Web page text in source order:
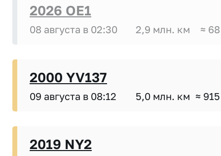
2026 OE1
08 августа в 02:30 2,9 млн. км ≈
2000 YV137
09 августа в 08:12 5,0 млн. км ≈
2019 NY2